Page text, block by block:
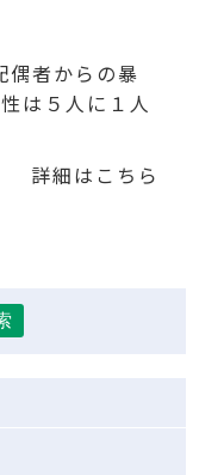
偶者からの暴
は５人に１人
詳細はこちら